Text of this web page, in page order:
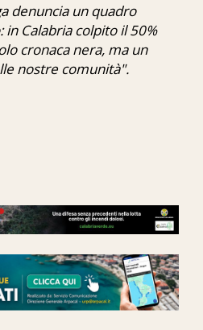
denuncia un quadro
Calabria colpito il 50%
cronaca nera, ma un
nostre comunità".